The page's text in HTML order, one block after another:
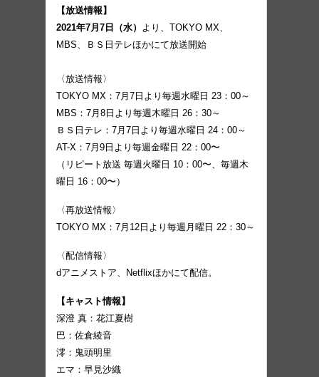
【放送情報】
2021年7月7日（水） より、TOKYO MX、
MBS、ＢＳ日テレほかにて放送開始
〈放送情報〉
TOKYO MX：7月7日より毎週水曜日 23：00～
MBS：7月8日より毎週木曜日 26：30～
ＢＳ日テレ：7月7日より毎週水曜日 24：00～
AT-X：7月9日より毎週金曜日 22：00〜
（リピート放送 毎週火曜日 10：00〜、毎週木
曜日 16：00〜）
〈再放送情報〉
TOKYO MX：7月12日より毎週月曜日 22：30～
〈配信情報〉
dアニメストア、Netflixほかにて配信。
【キャスト情報】
深澄 真：花江夏樹
巴：佐倉綾音
澪：鬼頭明里
エマ：早見沙織